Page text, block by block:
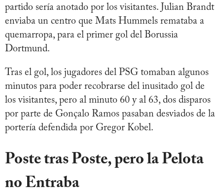
partido sería anotado por los visitantes. Julian Brandt
enviaba un centro que Mats Hummels remataba a
quemarropa, para el primer gol del Borussia
Dortmund.
Tras el gol, los jugadores del PSG tomaban algunos
minutos para poder recobrarse del inusitado gol de
los visitantes, pero al minuto 60 y al 63, dos disparos
por parte de Gonçalo Ramos pasaban desviados de la
portería defendida por Gregor Kobel.
Poste tras Poste, pero la Pelota
no Entraba